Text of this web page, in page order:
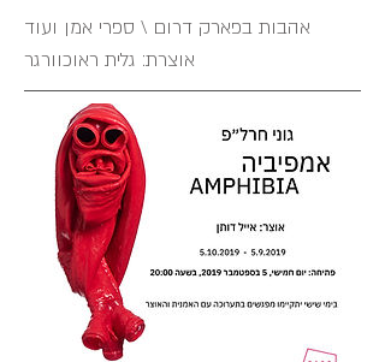
אהבות בפארק דרום \ ספרי אמן ועוד
אוצרת: גלית ראוכוורגר